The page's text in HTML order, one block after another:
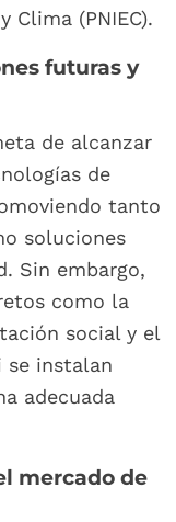
Clima (PNIEC).
futuras y
de alcanzar
de
tanto
soluciones
Sin embargo,
como la
social y el
se instalan
adecuada
mercado de